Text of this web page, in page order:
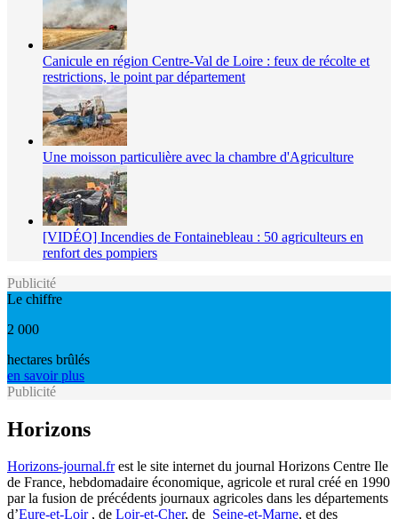
Canicule en région Centre-Val de Loire : feux de récolte et
restrictions, le point par département
Une moisson particulière avec la chambre d'Agriculture
[VIDÉO] Incendies de Fontainebleau : 50 agriculteurs en
renfort des pompiers
Publicité
Le chiffre
2 000
hectares brûlés
en savoir plus
Publicité
Horizons
Horizons-journal.frest le site internet du journal Horizons Centre Ile
de France, hebdomadaire économique, agricole et rural créé en 1990
par la fusion de précédents journaux agricoles dans les départements
d’Eure-et-Loir, de Loir-et-Cher, de Seine-et-Marne, et des